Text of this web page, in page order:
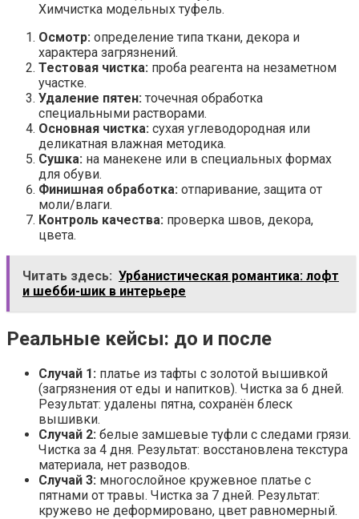
Химчистка модельных туфель.
Осмотр: определение типа ткани, декора и
характера загрязнений.
Тестовая чистка: проба реагента на незаметном
участке.
Удаление пятен: точечная обработка
специальными растворами.
Основная чистка: сухая углеводородная или
деликатная влажная методика.
Сушка: на манекене или в специальных формах
для обуви.
Финишная обработка: отпаривание, защита от
моли/влаги.
Контроль качества: проверка швов, декора,
цвета.
Читать здесь: Урбанистическая романтика: лофт
и шебби-шик в интерьере
Реальные кейсы: до и после
Случай 1: платье из тафты с золотой вышивкой
(загрязнения от еды и напитков). Чистка за 6 дней.
Результат: удалены пятна, сохранён блеск
вышивки.
Случай 2: белые замшевые туфли с следами грязи.
Чистка за 4 дня. Результат: восстановлена текстура
материала, нет разводов.
Случай 3: многослойное кружевное платье с
пятнами от травы. Чистка за 7 дней. Результат:
кружево не деформировано, цвет равномерный.